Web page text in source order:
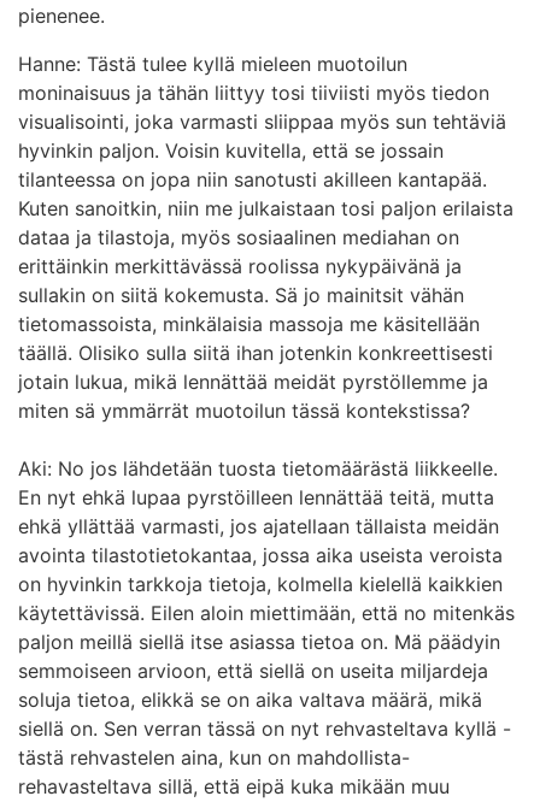
pienenee.
Hanne: Tästä tulee kyllä mieleen muotoilun
moninaisuus ja tähän liittyy tosi tiiviisti myös tiedon
visualisointi, joka varmasti sliippaa myös sun tehtäviä
hyvinkin paljon. Voisin kuvitella, että se jossain
tilanteessa on jopa niin sanotusti akilleen kantapää.
Kuten sanoitkin, niin me julkaistaan tosi paljon erilaista
dataa ja tilastoja, myös sosiaalinen mediahan on
erittäinkin merkittävässä roolissa nykypäivänä ja
sullakin on siitä kokemusta. Sä jo mainitsit vähän
tietomassoista, minkälaisia massoja me käsitellään
täällä. Olisiko sulla siitä ihan jotenkin konkreettisesti
jotain lukua, mikä lennättää meidät pyrstöllemme ja
miten sä ymmärrät muotoilun tässä kontekstissa?
Aki: No jos lähdetään tuosta tietomäärästä liikkeelle.
En nyt ehkä lupaa pyrstöilleen lennättää teitä, mutta
ehkä yllättää varmasti, jos ajatellaan tällaista meidän
avointa tilastotietokantaa, jossa aika useista veroista
on hyvinkin tarkkoja tietoja, kolmella kielellä kaikkien
käytettävissä. Eilen aloin miettimään, että no mitenkäs
paljon meillä siellä itse asiassa tietoa on. Mä päädyin
semmoiseen arvioon, että siellä on useita miljardeja
soluja tietoa, elikkä se on aika valtava määrä, mikä
siellä on. Sen verran tässä on nyt rehvasteltava kyllä -
tästä rehvastelen aina, kun on mahdollista-
rehavasteltava sillä, että eipä kuka mikään muu